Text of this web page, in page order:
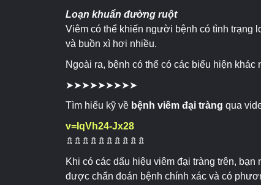
Loạn khuẩn đường ruột
Viêm có thể khiến người bệnh có tình
và buồn xì hơi nhiều.
Ngoài ra, bệnh có thể có các biểu hiện
➤➤➤➤➤➤➤➤➤
Tìm hiểu kỹ về bệnh viêm đại tràng qua
v=IqVh24-Jx28
⇯⇯⇯⇯⇯⇯⇯⇯⇯⇯
Khi có các dấu hiệu viêm đại tràng trên,
được chẩn đoán bệnh chính xác và có